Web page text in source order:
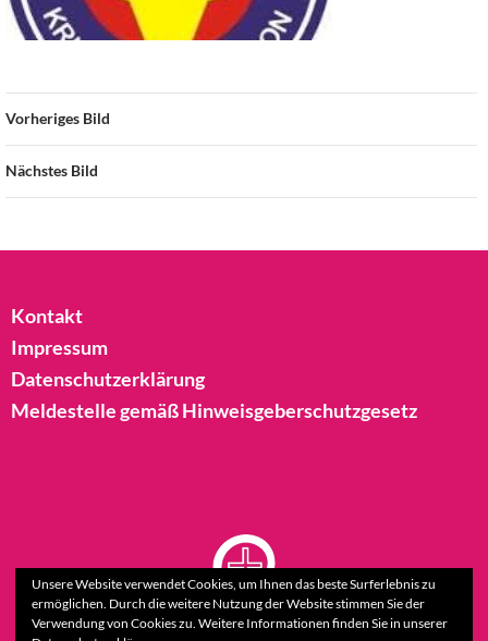
Vorheriges Bild
Nächstes Bild
Kontakt
Impressum
Datenschutzerklärung
Meldestelle gemäß Hinweisgeberschutzgesetz
Unsere Website verwendet Cookies, um Ihnen das beste Surferlebnis zu
ermöglichen. Durch die weitere Nutzung der Website stimmen Sie der
Verwendung von Cookies zu. Weitere Informationen finden Sie in unserer